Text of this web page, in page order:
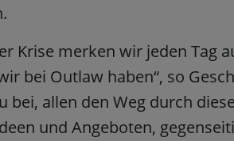
Krise merken wir jeden Tag
bei Outlaw haben“, so
bei, allen den Weg durch
und Angeboten,